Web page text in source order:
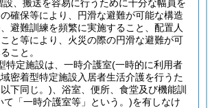
設、搬送を容易に行うために十分な幅員を
確保等により、円滑な避難が可能な構造
避難訓練を頻繁に実施すること、配置人
と等により、火災の際の円滑な避難が可
こと。
特定施設は、一時介護室(一時的に利用者
密着型特定施設入居者生活介護を行うた
下同じ。) 、浴室、便所、食堂及び機能訓
て「一時介護室等」という。)を有しなけ